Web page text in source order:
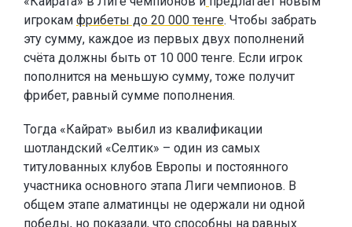
игрокам фрибеты до 20 000 тенге. Чтобы забрать
эту сумму, каждое из первых двух пополнений
счёта должны быть от 10 000 тенге. Если игрок
пополнится на меньшую сумму, тоже получит
фрибет, равный сумме пополнения.
Тогда «Кайрат» выбил из квалификации
шотландский «Селтик» – один из самых
титулованных клубов Европы и постоянного
участника основного этапа Лиги чемпионов. В
общем этапе алматинцы не одержали ни одной
победы, но показали, что способны на равных